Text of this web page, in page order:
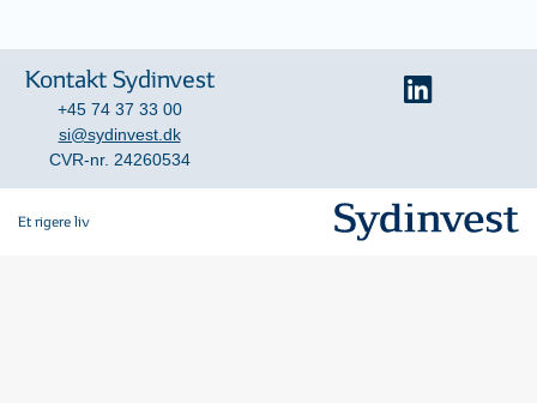
Kontakt Sydinvest
+45 74 37 33 00
si@sydinvest.dk
CVR-nr. 24260534
Et rigere liv